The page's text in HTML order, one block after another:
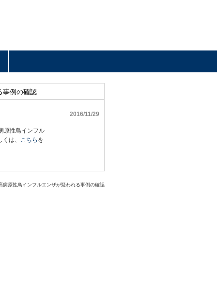
事例の確認
2016/11/29
原性鳥インフル
は、 こちら を
原性鳥インフルエンザが疑われる事例の確認